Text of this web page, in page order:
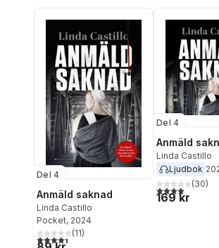
Del 4
Anmäld saknad
Linda Castillo
Pocket, 2024
4,4utav 5 stjärnor. Totalt antal röster:
(11)
Del 4
Anmäld
Linda Castillo
Ljudbok
3,9utav 5(30)
169 kr